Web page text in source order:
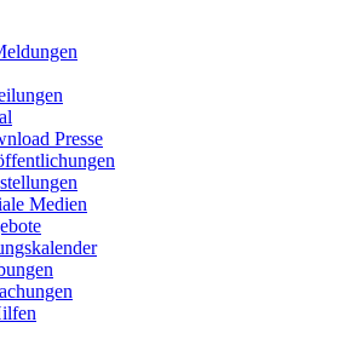
Presse
Medien